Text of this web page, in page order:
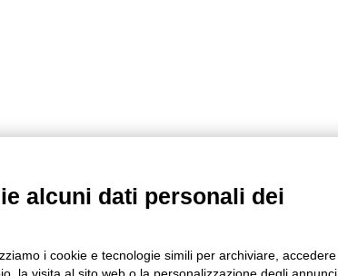
alcuni dati personali dei
i cookie e tecnologie simili per archiviare, accedere